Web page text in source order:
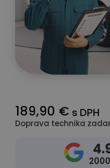
189,90 € s DPH
Doprava technika